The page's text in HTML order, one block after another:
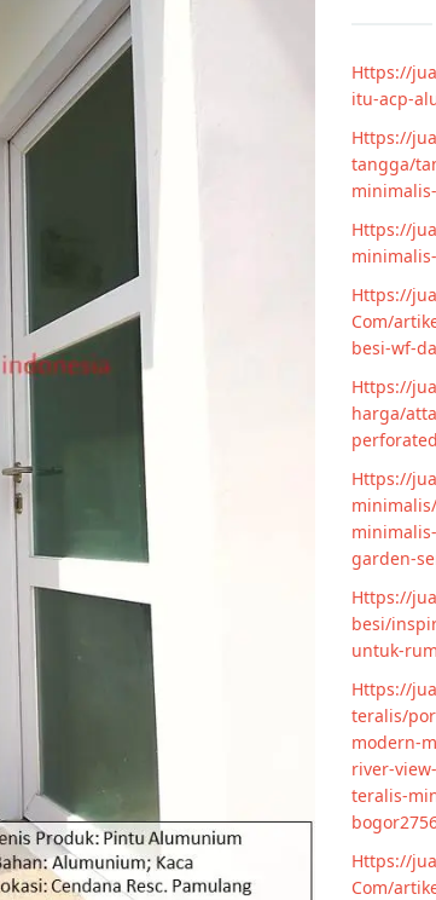
Https://
itu-acp-
Https://
tangga/
Https://
Https://
Com/
besi-wf-
Https://
harga/
Https://
garden-
Https://
besi/
untuk-
Https://
teralis/
modern-
river-
teralis-
Https://
Com/